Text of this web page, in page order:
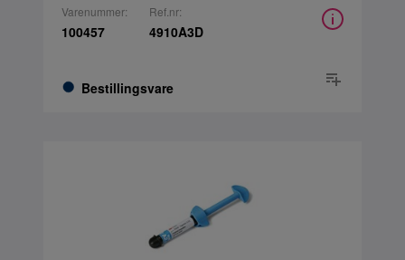
Varenummer:
100457
Bestillingsvare
Ref.nr:
4910A3D